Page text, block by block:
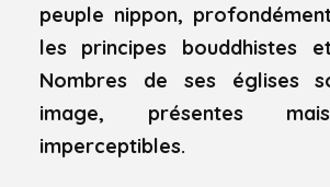
peuple nippon,
les principes bouddhistes
Nombres de ses églises
image, présentes
imperceptibles.